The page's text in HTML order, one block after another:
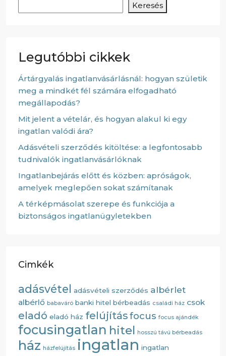
Keresés
Legutóbbi cikkek
Ártárgyalás ingatlanvásárlásnál: hogyan születik
meg a mindkét fél számára elfogadható
megállapodás?
Mit jelent a vételár, és hogyan alakul ki egy
ingatlan valódi ára?
Adásvételi szerződés kitöltése: a legfontosabb
tudnivalók ingatlanvásárlóknak
Ingatlanbejárás előtt és közben: apróságok,
amelyek meglepően sokat számítanak
A térképmásolat szerepe és funkciója a
biztonságos ingatlanügyletekben
Cimkék
adásvétel adásvételi szerződés albérlet
albérlő babaváró banki hitel bérbeadás családi ház csok
eladó eladó ház felújításfocus focus ajándék
focusingatlan hitel hosszú távú bérbeadás
ház házfelújítás ingatlan ingatlan